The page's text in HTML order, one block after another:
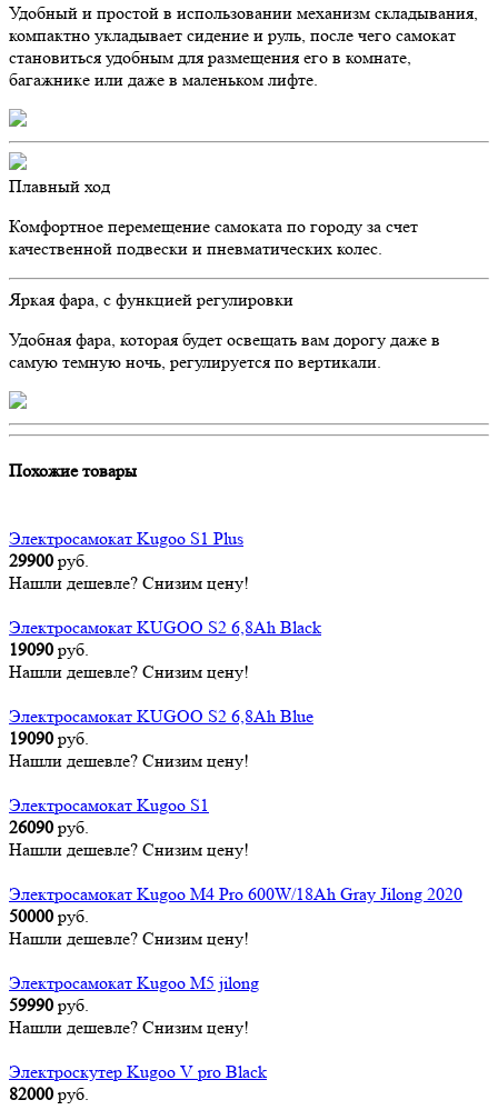
Удобный и простой в использовании механизм складывания,
компактно укладывает сидение и руль, после чего самокат
становиться удобным для размещения его в комнате,
багажнике или даже в маленьком лифте.
Плавный ход
Комфортное перемещение самоката по городу за счет
качественной подвески и пневматических колес.
Яркая фара, с функцией регулировки
Удобная фара, которая будет освещать вам дорогу даже в
самую темную ночь, регулируется по вертикали.
Похожие товары
Электросамокат Kugoo S1 Plus
29900 руб.
Нашли дешевле? Снизим цену!
Электросамокат KUGOO S2 6,8Ah Black
19090 руб.
Нашли дешевле? Снизим цену!
Электросамокат KUGOO S2 6,8Ah Blue
19090 руб.
Нашли дешевле? Снизим цену!
Электросамокат Kugoo S1
26090 руб.
Нашли дешевле? Снизим цену!
Электросамокат Kugoo M4 Pro 600W/18Ah Gray Jilong 2020
50000 руб.
Нашли дешевле? Снизим цену!
Электросамокат Kugoo M5 jilong
59990 руб.
Нашли дешевле? Снизим цену!
Электроскутер Kugoo V pro Black
82000 руб.